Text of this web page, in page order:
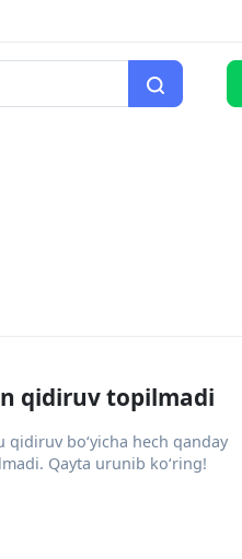
qidiruv topilmadi
qidiruv bo‘yicha hech qanday
Qayta urunib ko‘ring!